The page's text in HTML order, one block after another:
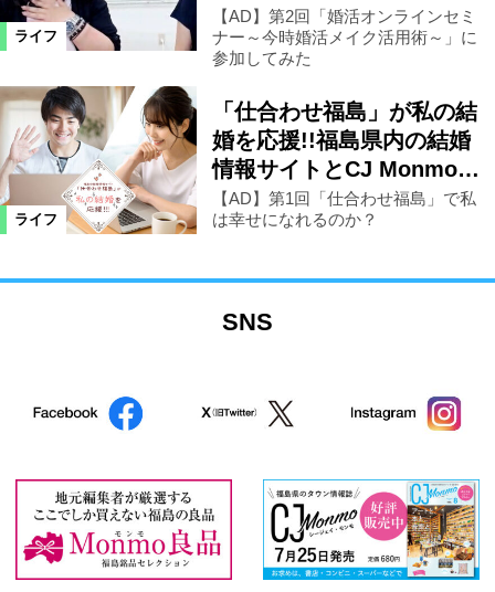
ライフ
【AD】第2回「婚活オンラインセミ
ナー～今時婚活メイク活用術～」に
参加してみた
ライフ
「仕合わせ福島」が私の結
婚を応援!!福島県内の結婚
情報サイトとCJ Monmo…
【AD】第1回「仕合わせ福島」で私
は幸せになれるのか？
SNS